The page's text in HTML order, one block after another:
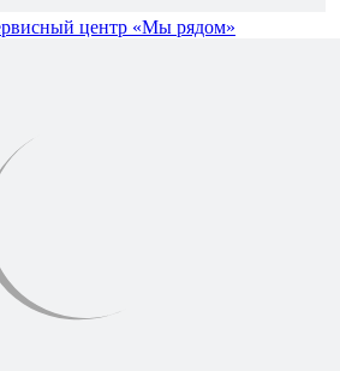
центр «Мы рядом»